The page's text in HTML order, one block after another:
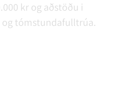
kr og aðstöðu i
tómstundafulltrúa.